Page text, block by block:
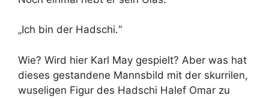
„Ich bin der Hadschi.“
Wie? Wird hier Karl May gespielt? Aber was hat
dieses gestandene Mannsbild mit der skurrilen,
wuseligen Figur des Hadschi Halef Omar zu